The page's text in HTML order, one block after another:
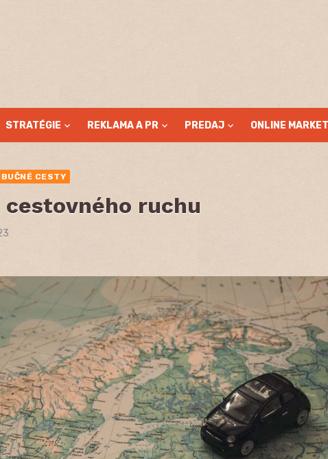
STRATÉGIE REKLAMA A PR PREDAJ ONLINE
CESTY
ruchu